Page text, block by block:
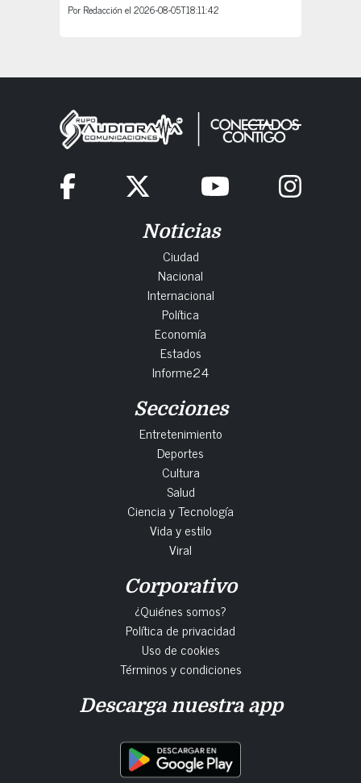
Por Redacción el 2026-08-05T18:11:42
Noticias
Ciudad
Nacional
Internacional
Política
Economía
Estados
Informe24
Secciones
Entretenimiento
Deportes
Cultura
Salud
Ciencia y Tecnología
Vida y estilo
Viral
Corporativo
¿Quiénes somos?
Política de privacidad
Uso de cookies
Términos y condiciones
Descarga nuestra app